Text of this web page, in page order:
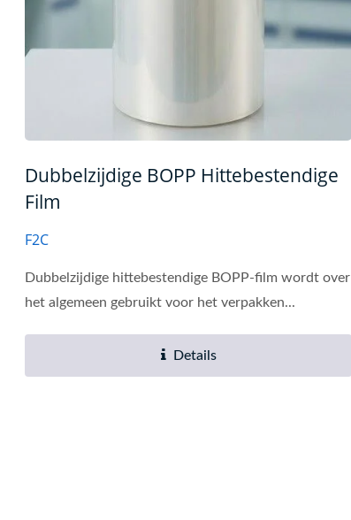
Dubbelzijdige BOPP Hittebestendige
Film
F2C
Dubbelzijdige hittebestendige BOPP-film wordt over
het algemeen gebruikt voor het verpakken...
Details